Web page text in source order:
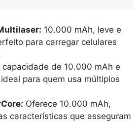
10.000 mAh, leve e
para carregar celulares
capacidade de 10.000 mAh e
para quem usa múltiplos
Oferece 10.000 mAh,
características que asseguram